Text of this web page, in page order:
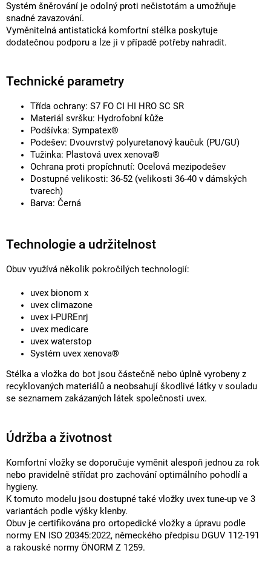
Systém šněrování je odolný proti nečistotám a umožňuje
snadné zavazování.
Vyměnitelná antistatická komfortní stélka poskytuje
dodatečnou podporu a lze ji v případě potřeby nahradit.
Technické parametry
Třída ochrany: S7 FO CI HI HRO SC SR
Materiál svršku: Hydrofobní kůže
Podšívka: Sympatex®
Podešev: Dvouvrstvý polyuretanový kaučuk (PU/GU)
Tužinka: Plastová uvex xenova®
Ochrana proti propíchnutí: Ocelová mezipodešev
Dostupné velikosti: 36-52 (velikosti 36-40 v dámských
tvarech)
Barva: Černá
Technologie a udržitelnost
Obuv využívá několik pokročilých technologií:
uvex bionom x
uvex climazone
uvex i-PUREnrj
uvex medicare
uvex waterstop
Systém uvex xenova®
Stélka a vložka do bot jsou částečně nebo úplně vyrobeny z
recyklovaných materiálů a neobsahují škodlivé látky v souladu
se seznamem zakázaných látek společnosti uvex.
Údržba a životnost
Komfortní vložky se doporučuje vyměnit alespoň jednou za rok
nebo pravidelně střídat pro zachování optimálního pohodlí a
hygieny.
K tomuto modelu jsou dostupné také vložky uvex tune-up ve 3
variantách podle výšky klenby.
Obuv je certifikována pro ortopedické vložky a úpravu podle
normy EN ISO 20345:2022, německého předpisu DGUV 112-191
a rakouské normy ÖNORM Z 1259.